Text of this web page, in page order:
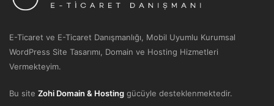
E-Ticaret ve E-Ticaret Danışmanlığı, Mobil Uyumlu Kurumsal
WordPress Site Tasarımı, Domain ve Hosting Hizmetleri
Vermekteyim.
Bu site Zohi Domain & Hosting gücüyle desteklenmektedir.